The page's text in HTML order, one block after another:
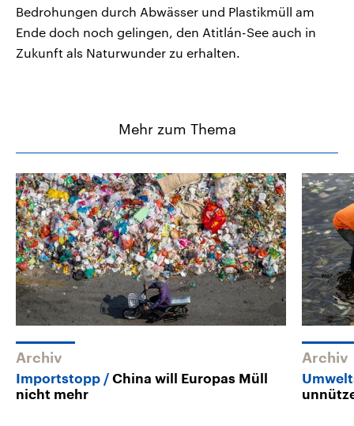
Bedrohungen durch Abwässer und Plastikmüll am
Ende doch noch gelingen, den Atitlán-See auch in
Zukunft als Naturwunder zu erhalten.
Mehr zum Thema
Archiv
Importstopp
China will Europas Müll
nicht mehr
Archiv